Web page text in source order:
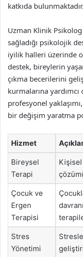
katkıda bulunmaktadır.
Uzman Klinik
sağladığı psikolojik
iyilik halleri üzerinde
destek, bireylerin
çıkma becerilerini
kurmalarına
profesyonel
bir değişim yaratma
Hizmet
Bireysel
Terapi
Kişisel
Çocuk ve
Ergen
Terapisi
Stres
Yönetimi